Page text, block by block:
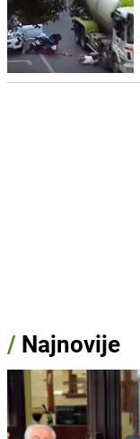
/ Najnovije